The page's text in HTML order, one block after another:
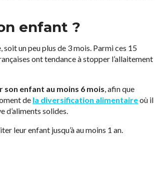
enfant ?
un peu plus de 3 mois. Parmi ces 15
ont tendance à stopper l’allaitement
son enfant au moins 6 mois, afin que
de la diversification alimentaireoù il
d’aliments solides.
leur enfant jusqu’à au moins 1 an.